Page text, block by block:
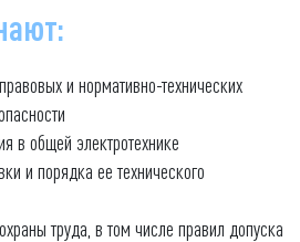
и нормативно-технических
в общей электротехнике
и порядка ее технического
труда, в том числе правил допуска